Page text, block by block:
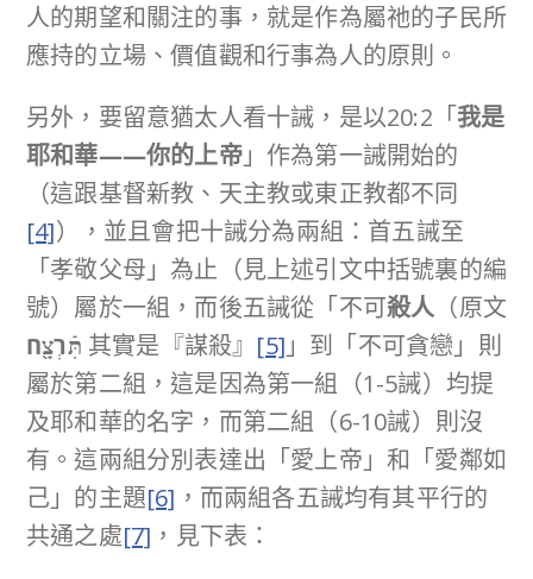
人的期望和關注的事，就是作為屬祂的子民所
應持的立場、價值觀和行事為人的原則。
另外，要留意猶太人看十誡，是以20:2「我是
耶和華——你的上帝」作為第一誡開始的
（這跟基督新教、天主教或東正教都不同
[4]），並且會把十誡分為兩組：首五誡至
「孝敬父母」為止（見上述引文中括號裏的編
號）屬於一組，而後五誡從「不可殺人（原文
תִּֿרְצָ֖ח 其實是『謀殺』 [5]」到「不可貪戀」則
屬於第二組，這是因為第一組（1-5誡）均提
及耶和華的名字，而第二組（6-10誡）則沒
有。這兩組分別表達出「愛上帝」和「愛鄰如
己」的主題[6] ，而兩組各五誡均有其平行的
共通之處[7] ，見下表：